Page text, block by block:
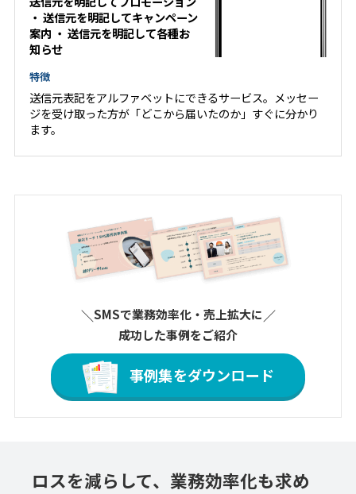
特徴
送信元表記をアルファベットにできるサービス。メッセー
ジを受け取った方が「どこから届いたのか」すぐに分かり
ます。
・ 送信元を明記してキャンペーン
案内 ・ 送信元を明記して各種お
知らせ
＼SMSで業務効率化・売上拡大に
成功した事例をご紹介
／
事例集をダウンロード
ロスを減らして、業務効率化も求め